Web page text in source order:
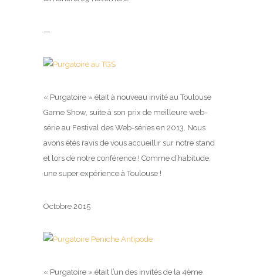
—
« Purgatoire » était à nouveau invité au Toulouse
Game Show, suite à son prix de meilleure web-
série au Festival des Web-séries en 2013. Nous
avons étés ravis de vous accueillir sur notre stand
et lors de notre conférence ! Comme d’habitude,
une super expérience à Toulouse !
Octobre 2015
« Purgatoire » était l’un des invités de la 4ème